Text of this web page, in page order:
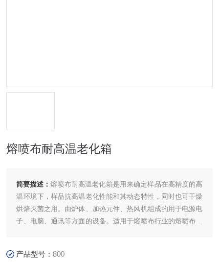
熔喷布耐高温老化箱
简要描述：熔喷布耐高温老化箱是用来确定样品在高精度的高
温环境下，样品抗高温老化性能和其动态特性，同时也可干燥
烘焙灭菌之用。由炉体、加热元件、热风机组成的用于电源电
子、电脑、通讯等方面的设备。适用于熔喷布行业的熔喷布模
理、老化处理从而保障了熔喷布模具烘箱以及熔喷模头、喷丝
产品型号：800